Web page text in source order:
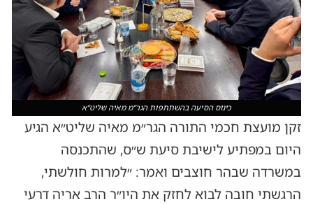
כינוס הסיעה בהשתתפות הגר"מ מאיה שליט"א
זקן מועצת חכמי התורה הגר״מ מאיה שליט״א הגיע
היום במפתיע לישיבת סיעת ש״ס, שהתכנסה
במשרדה שבהר חוצבים ואמר: ״למרות חולשתי,
הרגשתי חובה לבוא לחזק את היו״ר הרב אריה דרעי